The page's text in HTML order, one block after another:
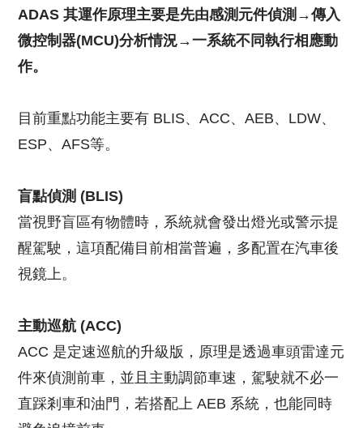
ADAS 其運作原理主要是先由感測元件偵測→傳入
微控制器(MCU)分析情況→一系統不同執行相應動
作。
目前重點功能主要有 BLIS、ACC、AEB、LDW、
ESP、AFS等。
盲點偵測 (BLIS)
當視野盲區有物體時，系統就會發出燈光或警示提
醒駕駛，這項配備目前相當普遍，多配置在汽車後
視鏡上。
主動巡航 (ACC)
ACC 是定速巡航的升級版，原理是透過車頭雷達元
件來偵測前車，並且主動調節車速，駕駛就不必一
直踩剎車和油門，若搭配上 AEB 系統，也能同時